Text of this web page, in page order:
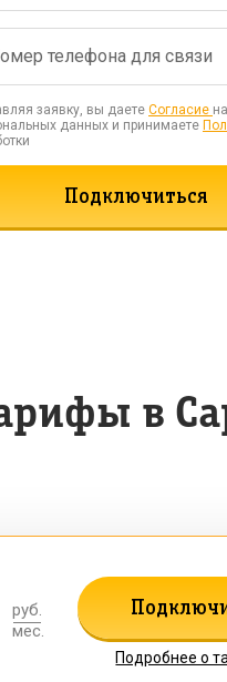
заявку, вы даете Согласие
данных и принимаете
Подключиться
в
руб.
мес.
Подробнее о